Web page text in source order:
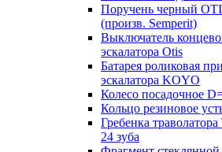
Поручень черный
(произв. Semperit)
Выключатель
эскалатора Otis
Батарея роликовая
эскалатора KOYO
Колесо посадочное
Кольцо резиновое
Гребенка
24 зуба